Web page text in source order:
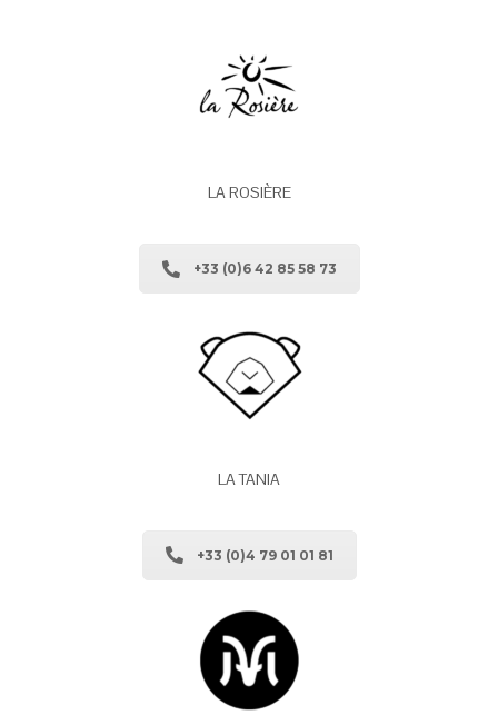
LA ROSIÈRE
+33 (0)6 42 85 58 73
LA TANIA
+33 (0)4 79 01 01 81